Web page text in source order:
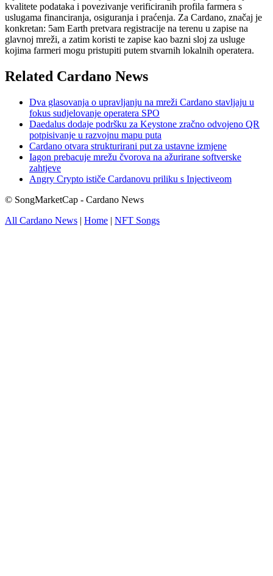
kvalitete podataka i povezivanje verificiranih profila farmera s
uslugama financiranja, osiguranja i praćenja. Za Cardano, značaj je
konkretan: 5am Earth pretvara registracije na terenu u zapise na
glavnoj mreži, a zatim koristi te zapise kao bazni sloj za usluge
kojima farmeri mogu pristupiti putem stvarnih lokalnih operatera.
Related Cardano News
Dva glasovanja o upravljanju na mreži Cardano stavljaju u
fokus sudjelovanje operatera SPO
Daedalus dodaje podršku za Keystone zračno odvojeno QR
potpisivanje u razvojnu mapu puta
Cardano otvara strukturirani put za ustavne izmjene
Iagon prebacuje mrežu čvorova na ažurirane softverske
zahtjeve
Angry Crypto ističe Cardanovu priliku s Injectiveom
© SongMarketCap - Cardano News
All Cardano News | Home | NFT Songs